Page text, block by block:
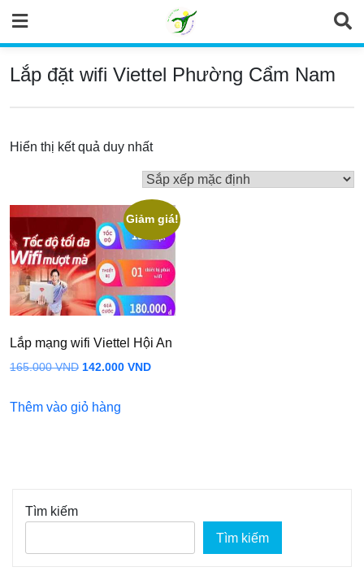
content
Lắp đặt wifi Viettel Phường Cẩm Nam
Hiển thị kết quả duy nhất
Giảm giá!
Lắp mạng wifi Viettel Hội An
165.000VND Giá
là:
142.000 VNDGiá
Thêm vào giỏ hàng
Tìm kiếm
Tìm kiếm